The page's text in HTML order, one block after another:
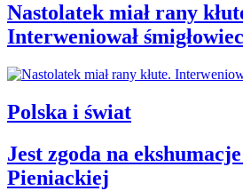
Nastolatek miał rany
Interweniował
Polska i świat
Jest zgoda na
Pieniackiej